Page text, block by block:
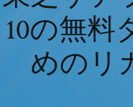
10の無料
めのリ